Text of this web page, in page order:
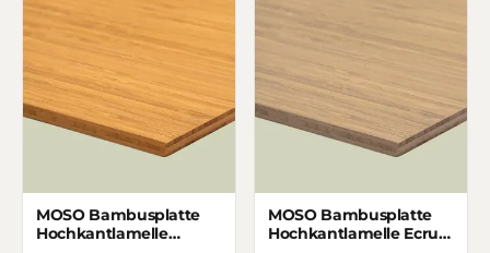
MOSO Bambusplatte
Hochkantlamelle
MOSO Bambusplatte
Hochkantlamelle Ecru